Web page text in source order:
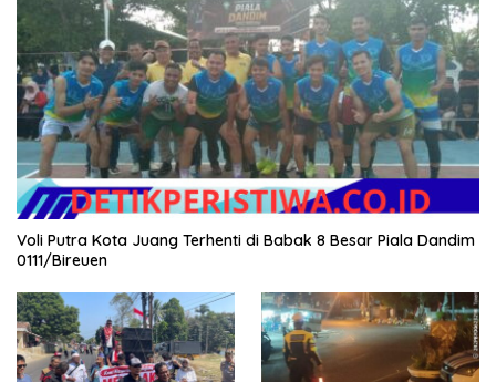
Voli Putra Kota Juang Terhenti di Babak 8 Besar Piala Dandim
0111/Bireuen